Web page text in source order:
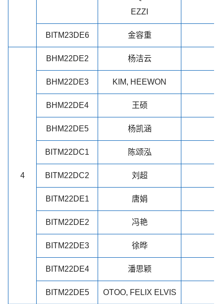
EZZI
BITM23DE6 金容重
4
BHM22DE2 杨洁云
BHM22DE3 KIM, HEEWON
BHM22DE4 王硕
BHM22DE5 杨凯涵
BITM22DC1 陈颂泓
BITM22DC2 刘超
BITM22DE1 唐娟
BITM22DE2 冯艳
BITM22DE3 徐晔
BITM22DE4 潘思颖
BITM22DE5 OTOO, FELIX ELVIS